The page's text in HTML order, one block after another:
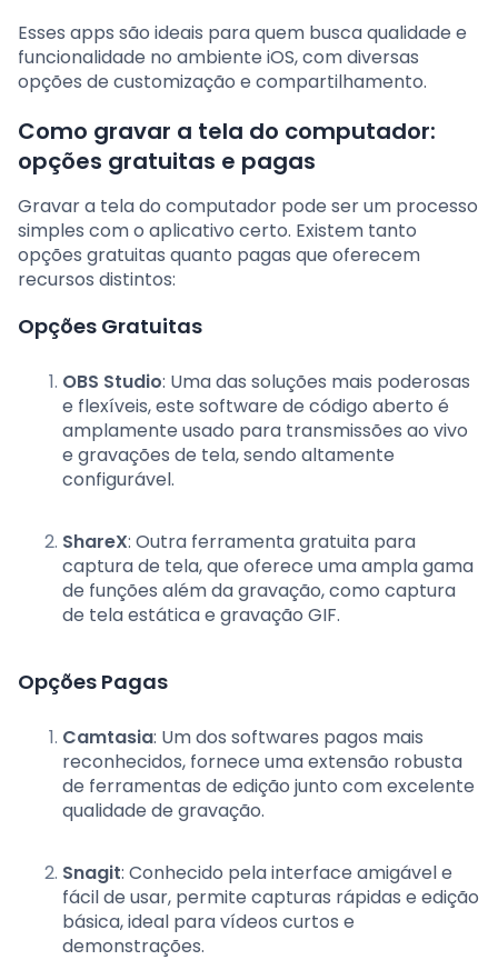
Esses apps são ideais para quem busca qualidade e
funcionalidade no ambiente iOS, com diversas
opções de customização e compartilhamento.
Como gravar a tela do computador:
opções gratuitas e pagas
Gravar a tela do computador pode ser um processo
simples com o aplicativo certo. Existem tanto
opções gratuitas quanto pagas que oferecem
recursos distintos:
Opções Gratuitas
OBS Studio: Uma das soluções mais poderosas
e flexíveis, este software de código aberto é
amplamente usado para transmissões ao vivo
e gravações de tela, sendo altamente
configurável.
ShareX: Outra ferramenta gratuita para
captura de tela, que oferece uma ampla gama
de funções além da gravação, como captura
de tela estática e gravação GIF.
Opções Pagas
Camtasia: Um dos softwares pagos mais
reconhecidos, fornece uma extensão robusta
de ferramentas de edição junto com excelente
qualidade de gravação.
Snagit: Conhecido pela interface amigável e
fácil de usar, permite capturas rápidas e edição
básica, ideal para vídeos curtos e
demonstrações.